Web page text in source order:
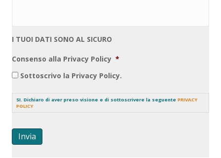
I TUOI DATI SONO AL SICURO
Consenso alla Privacy Policy *
Sottoscrivo la Privacy Policy.
SI. Dichiaro di aver preso visione e di sottoscrivere la seguente PRIVACY
POLICY
Invia